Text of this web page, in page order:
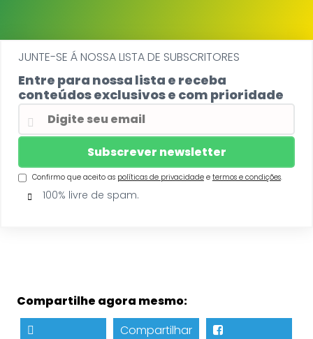
JUNTE-SE Á NOSSA LISTA DE SUBSCRITORES
Entre para nossa lista e receba
conteúdos exclusivos e com prioridade
Confirmo que aceito as políticas de privacidadee termos e condições.
100% livre de spam.
Compartilhe agora mesmo:
Compartilhar